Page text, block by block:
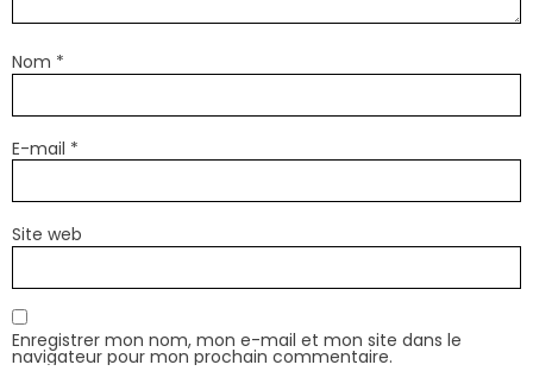
Nom *
E-mail *
Site web
Enregistrer mon nom, mon e-mail et mon site dans le
navigateur pour mon prochain commentaire.